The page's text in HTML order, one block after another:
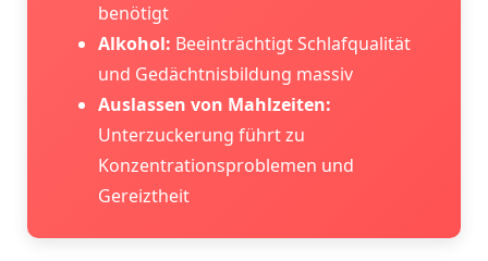
benötigt
Alkohol: Beeinträchtigt Schlafqualität
und Gedächtnisbildung massiv
Auslassen von Mahlzeiten:
Unterzuckerung führt zu
Konzentrationsproblemen und
Gereiztheit